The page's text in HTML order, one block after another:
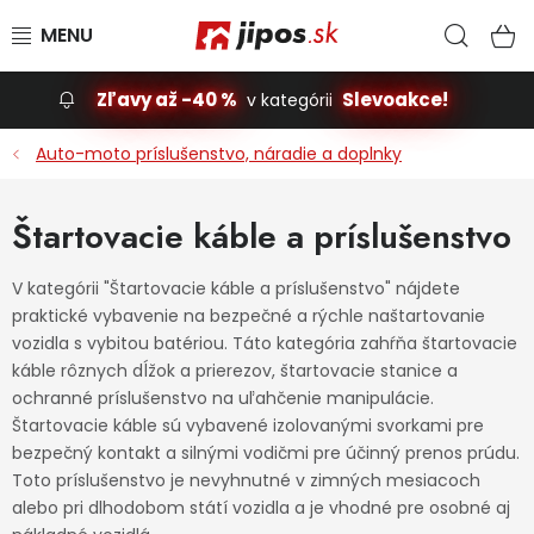
Slevoakce
Stavba, dom
Záhrada
Príslušenstvo pre automobily
Vybavenie a hračky pre deti
Domácnosť
Zľavy až -40 % v kategórii Slevoakce!
Auto-moto príslušenstvo, náradie a doplnky
Štartovacie káble a príslušenstvo
V kategórii "Štartovacie káble a príslušenstvo" nájdete
praktické vybavenie na bezpečné a rýchle naštartovanie
vozidla s vybitou batériou. Táto kategória zahŕňa štartovacie
káble rôznych dĺžok a prierezov, štartovacie stanice a
ochranné príslušenstvo na uľahčenie manipulácie.
Štartovacie káble sú vybavené izolovanými svorkami pre
bezpečný kontakt a silnými vodičmi pre účinný prenos prúdu.
Toto príslušenstvo je nevyhnutné v zimných mesiacoch
alebo pri dlhodobom státí vozidla a je vhodné pre osobné aj